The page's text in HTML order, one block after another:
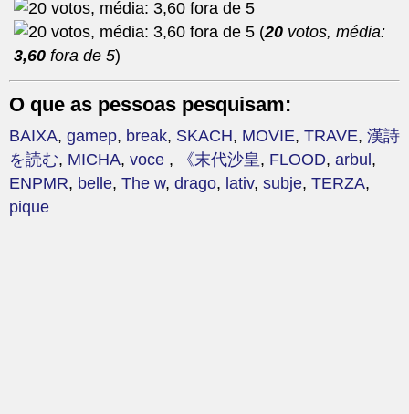
(20 votos, média:
3,60 fora de 5)
O que as pessoas pesquisam:
BAIXA, gamep, break, SKACH, MOVIE, TRAVE, 漢詩
を読む, MICHA, voce , 《末代沙皇, FLOOD, arbul ,
ENPMR, belle, The w, drago, lativ, subje, TERZA,
pique